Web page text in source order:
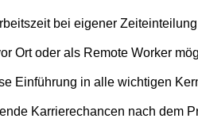
bei eigener Zeiteinteilung
Ort oder als Remote Worker
Einführung in alle wichtigen
Karrierechancen nach dem